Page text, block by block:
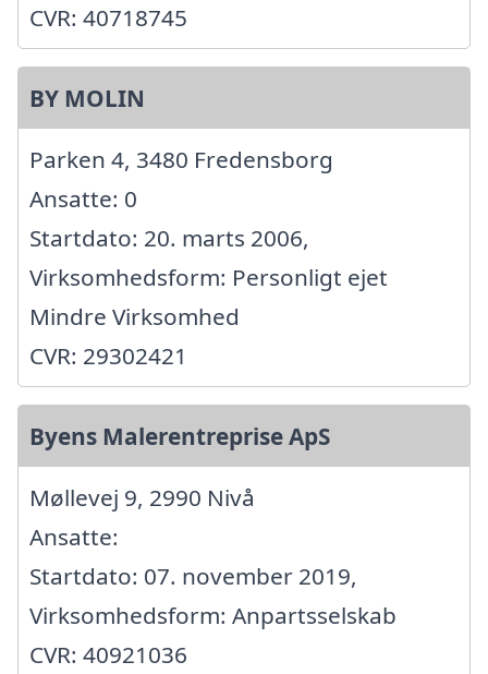
CVR: 40718745
BY MOLIN
Parken 4, 3480 Fredensborg
Ansatte: 0
Startdato: 20. marts 2006,
Virksomhedsform: Personligt ejet
Mindre Virksomhed
CVR: 29302421
Byens Malerentreprise ApS
Møllevej 9, 2990 Nivå
Ansatte:
Startdato: 07. november 2019,
Virksomhedsform: Anpartsselskab
CVR: 40921036